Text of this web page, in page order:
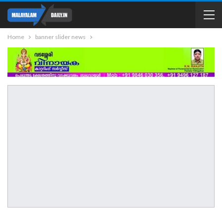
Home banner slider news